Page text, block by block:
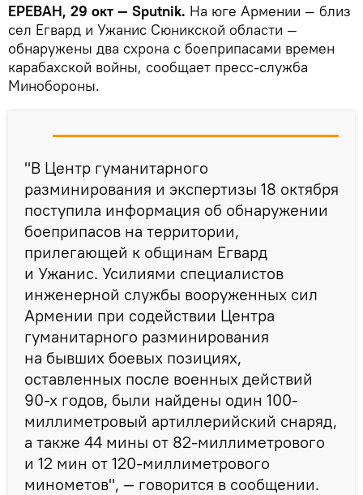
ЕРЕВАН, 29 окт — Sputnik. На юге Армении — близ
сел Егвард и Ужанис Сюникской области —
обнаружены два схрона с боеприпасами времен
карабахской войны, сообщает пресс-служба
Минобороны.
"В Центр гуманитарного
разминирования и экспертизы 18 октября
поступила информация об обнаружении
боеприпасов на территории,
прилегающей к общинам Егвард
и Ужанис. Усилиями специалистов
инженерной службы вооруженных сил
Армении при содействии Центра
гуманитарного разминирования
на бывших боевых позициях,
оставленных после военных действий
90-х годов, были найдены один 100-
миллиметровый артиллерийский снаряд,
а также 44 мины от 82-миллиметрового
и 12 мин от 120-миллиметрового
минометов", — говорится в сообщении.